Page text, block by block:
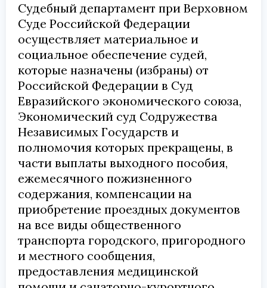
Судебный департамент при Верховном
Суде Российской Федерации
осуществляет материальное и
социальное обеспечение судей,
которые назначены (избраны) от
Российской Федерации в Суд
Евразийского экономического союза,
Экономический суд Содружества
Независимых Государств и
полномочия которых прекращены, в
части выплаты выходного пособия,
ежемесячного пожизненного
содержания, компенсации на
приобретение проездных документов
на все виды общественного
транспорта городского, пригородного
и местного сообщения,
предоставления медицинской